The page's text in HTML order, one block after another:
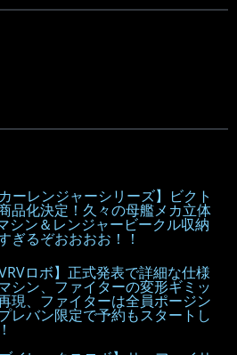
カーレンジャーシリーズ】ビクト
品化決定！久々の母艦メカ立体
シン＆レンジャービークル収納
ぎるぞおおおお！！
VRVロボ】正式発表で詳細な仕様
シン、ファイターの変形ギミッ
現、ファイターは全員ポージン
レバン限定で予約もスタートし